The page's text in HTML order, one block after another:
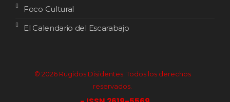
Foco Cultural
El Calendario del Escarabajo
© 2026 Rugidos Disidentes. Todos los derechos
reservados.